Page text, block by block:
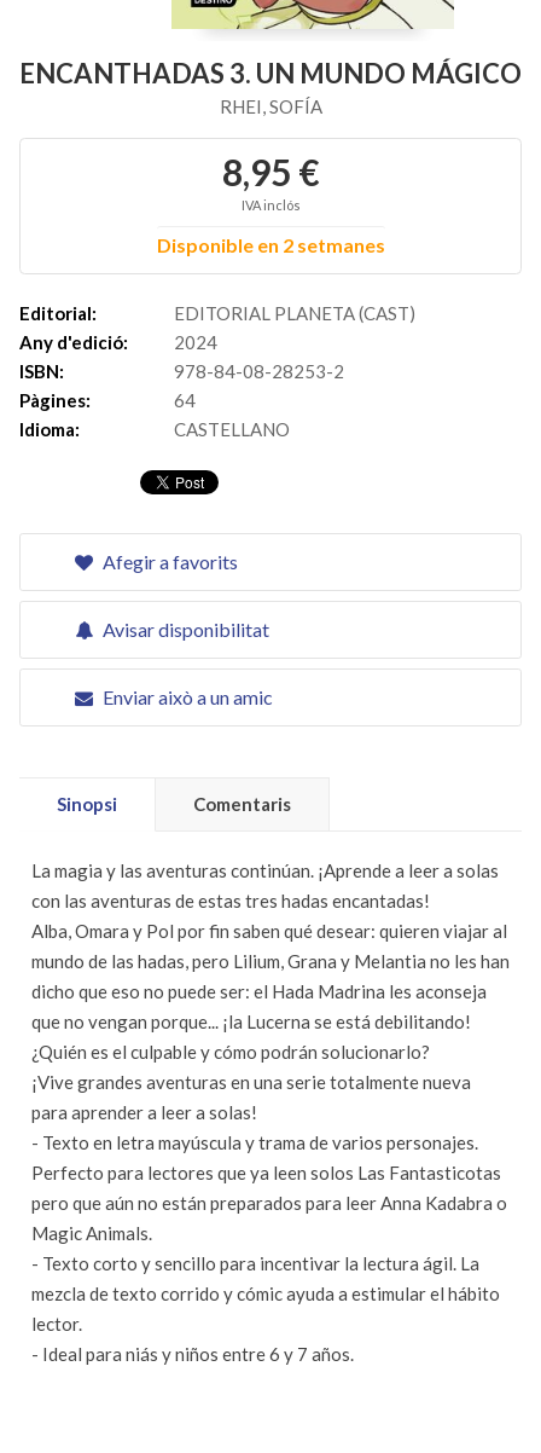
ENCANTHADAS 3. UN MUNDO MÁGICO
RHEI, SOFÍA
8,95 €
IVA inclós
Disponible en 2 setmanes
Editorial:
EDITORIAL PLANETA (CAST)
Any d'edició:
2024
ISBN:
978-84-08-28253-2
Pàgines:
64
Idioma:
CASTELLANO
Afegir a favorits
Avisar disponibilitat
Enviar això a un amic
Sinopsi Comentaris
La magia y las aventuras continúan. ¡Aprende a leer a solas
con las aventuras de estas tres hadas encantadas!
Alba, Omara y Pol por fin saben qué desear: quieren viajar al
mundo de las hadas, pero Lilium, Grana y Melantia no les han
dicho que eso no puede ser: el Hada Madrina les aconseja
que no vengan porque... ¡la Lucerna se está debilitando!
¿Quién es el culpable y cómo podrán solucionarlo?
¡Vive grandes aventuras en una serie totalmente nueva
para aprender a leer a solas!
- Texto en letra mayúscula y trama de varios personajes.
Perfecto para lectores que ya leen solos Las Fantasticotas
pero que aún no están preparados para leer Anna Kadabra o
Magic Animals.
- Texto corto y sencillo para incentivar la lectura ágil. La
mezcla de texto corrido y cómic ayuda a estimular el hábito
lector.
- Ideal para niás y niños entre 6 y 7 años.